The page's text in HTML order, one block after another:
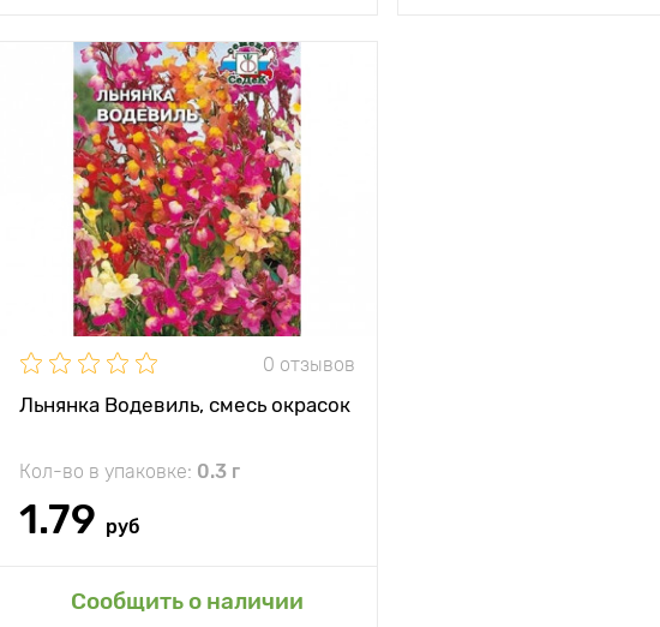
0 отзывов
Льнянка Водевиль, смесь окрасок
Кол-во в упаковке: 0.3 г
1.79 руб
Сообщить о наличии